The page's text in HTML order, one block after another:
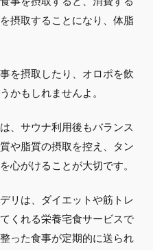
摂取することになり、体脂
を摂取したり、オロポを飲
かもしれませんよ。
、サウナ利用後もバランス
や脂質の摂取を控え、タン
心がけることが大切です。
リは、ダイエットや筋トレ
くれる栄養宅食サービスで
った食事が定期的に送られ